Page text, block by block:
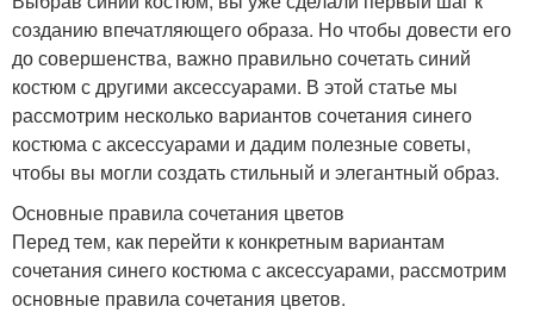
созданию впечатляющего образа. Но чтобы довести его
до совершенства, важно правильно сочетать синий
костюм с другими аксессуарами. В этой статье мы
рассмотрим несколько вариантов сочетания синего
костюма с аксессуарами и дадим полезные советы,
чтобы вы могли создать стильный и элегантный образ.
Основные правила сочетания цветов
Перед тем, как перейти к конкретным вариантам
сочетания синего костюма с аксессуарами, рассмотрим
основные правила сочетания цветов.